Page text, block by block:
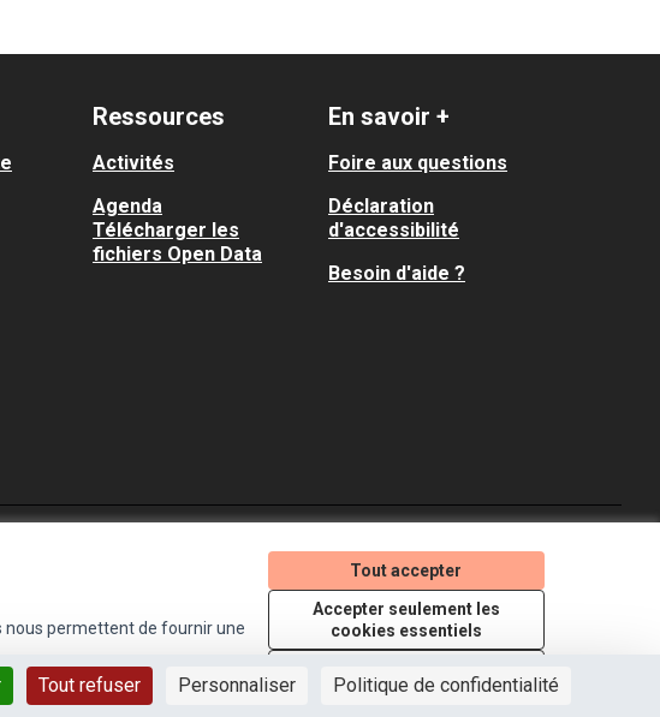
Tout refuser Personnaliser Politique de confidentialité
nous permettent de fournir une
Tout accepter
Accepter seulement les
cookies essentiels
Ressources
Activités
Agenda
Télécharger les
fichiers Open Data
En savoir +
Foire aux questions
Déclaration
d'accessibilité
Besoin d'aide ?
(Lien externe)
(Lien externe)
(Lien externe)
Licence Creative
(Lien externe)